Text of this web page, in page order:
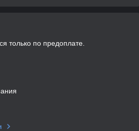
только по предоплате.